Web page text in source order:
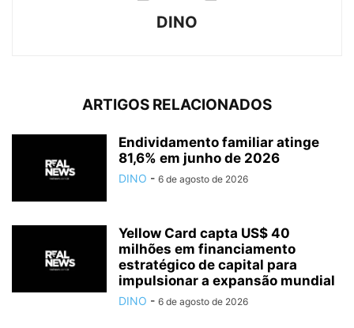
DINO
ARTIGOS RELACIONADOS
Endividamento familiar atinge
81,6% em junho de 2026
DINO - 6 de agosto de 2026
Yellow Card capta US$ 40
milhões em financiamento
estratégico de capital para
impulsionar a expansão mundial
DINO - 6 de agosto de 2026